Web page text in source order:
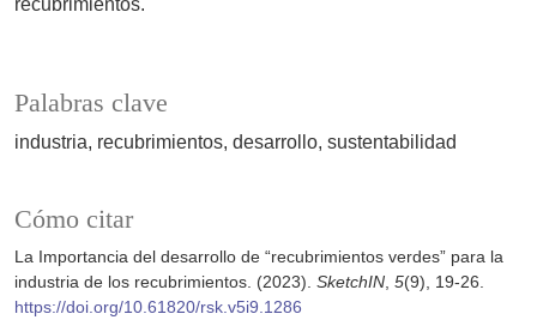
Palabras clave
industria recubrimientos desarrollo sustentabilidad
Cómo citar
La Importancia del desarrollo de “recubrimientos verdes” para la
industria de los recubrimientos. (2023). SketchIN, 5(9), 19-26.
https://doi.org/10.61820/rsk.v5i9.1286
recubrimientos.